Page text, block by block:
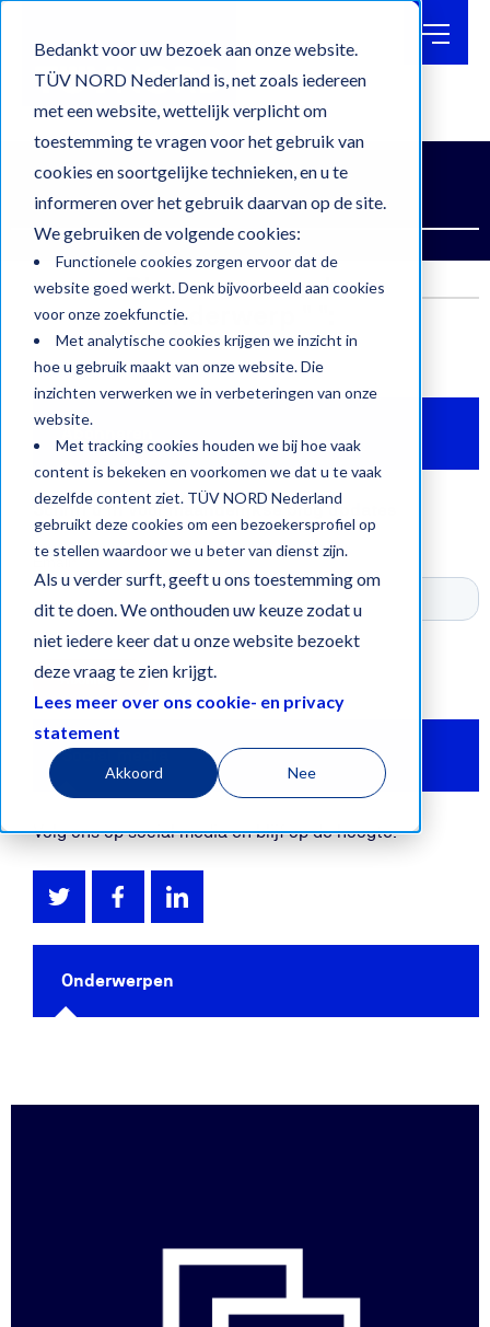
Bedankt voor uw bezoek aan onze website.
TÜV NORD Nederland is, net zoals iedereen
met een website, wettelijk verplicht om
toestemming te vragen voor het gebruik van
cookies en soortgelijke technieken, en u te
informeren over het gebruik daarvan op de site.
We gebruiken de volgende cookies:
Functionele cookies zorgen ervoor dat de
website goed werkt. Denk bijvoorbeeld aan cookies
voor onze zoekfunctie.
Met analytische cookies krijgen we inzicht in
hoe u gebruik maakt van onze website. Die
inzichten verwerken we in verbeteringen van onze
website.
Met tracking cookies houden we bij hoe vaak
content is bekeken en voorkomen we dat u te vaak
dezelfde content ziet. TÜV NORD Nederland
gebruikt deze cookies om een bezoekersprofiel op
te stellen waardoor we u beter van dienst zijn.
Als u verder surft, geeft u ons toestemming om
dit te doen. We onthouden uw keuze zodat u
niet iedere keer dat u onze website bezoekt
deze vraag te zien krijgt.
Lees meer over ons cookie- en privacy
statement
Akkoord Nee
OVER
TÜV
WERKEN
ZOEKEN
CERTIFICATEN & KEURMERKEN
Blog
Blog posts met het
onderwerp " ":
Social media
Volg ons op social media en blijf op de hoogte.
Onderwerpen